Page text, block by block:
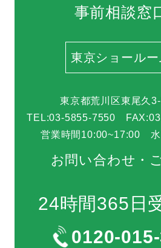
事前相談窓
東京ショールー
東京都荒川区東尾久
TEL:03-5855-7550
営業時間10:00~17:00 水
お問い合わせ・
24時間365日
0120-